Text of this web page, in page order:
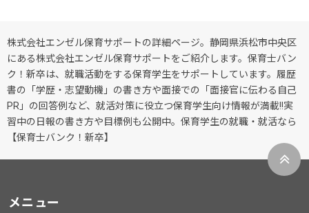
株式会社エンゼル保育サポートの詳細ページ。静岡県浜松市中央区
にある株式会社エンゼル保育サポートをご紹介します。保育士バン
ク！新卒は、就職活動をする保育学生をサポートしています。履歴
書の「学歴・志望動機」の書き方や面接での「面接官に伝わる自己
PR」の回答例など、就活対策に役立つ保育学生向け情報が満載!!実
習中の日報の書き方や目標例も公開中。保育学生の就職・就活なら
【保育士バンク！新卒】
メニュー